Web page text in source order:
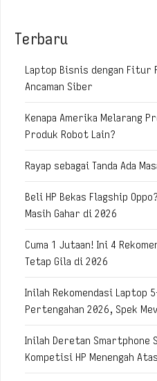
Terbaru
Laptop Bisnis dengan Fitur
Ancaman Siber
Kenapa Amerika Melarang
Produk Robot Lain?
Rayap sebagai Tanda Ada
Beli HP Bekas Flagship
Masih Gahar di 2026
Cuma 1 Jutaan! Ini 4
Tetap Gila di 2026
Inilah Rekomendasi Laptop
Pertengahan 2026, Spek
Inilah Deretan Smartphone
Kompetisi HP Menengah